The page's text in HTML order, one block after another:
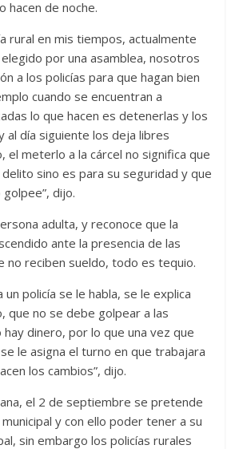
hacen de noche.
rural en mis tiempos, actualmente
por una asamblea, nosotros
a los policías para que hagan bien
cuando se encuentran a
lo que hacen es detenerlas y los
al día siguiente los deja libres
el meterlo a la cárcel no significa que
sino es para su seguridad y que
dijo.
adulta, y reconoce que la
ante la presencia de las
no reciben sueldo, todo es tequio.
un policía se le habla, se le explica
que no se debe golpear a las
dinero, por lo que una vez que
le asigna el turno en que trabajara
los cambios”, dijo.
el 2 de septiembre se pretende
y con ello poder tener a su
sin embargo los policías rurales